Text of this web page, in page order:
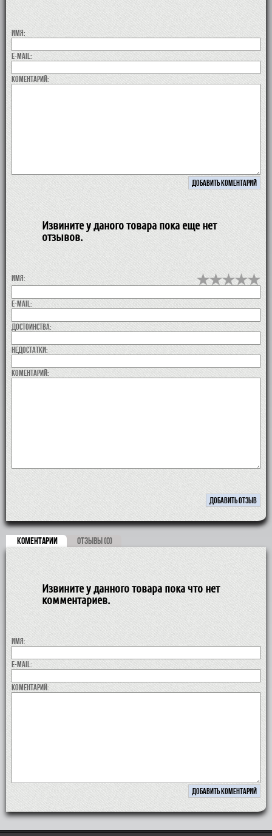
Имя:
E-MAIL:
коментарий:
Извините у даного товара пока еще нет
отзывов.
Имя:
E-MAIL:
Достоинства:
недостатки:
коментарий:
КОМЕНТАРИИ ОТЗЫВЫ (0)
Извините у данного товара пока что нет
комментариев.
Имя:
E-MAIL:
коментарий: